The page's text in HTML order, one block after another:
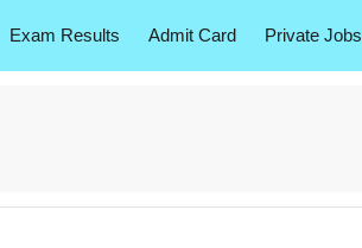
Exam Results Admit Card Private Jobs